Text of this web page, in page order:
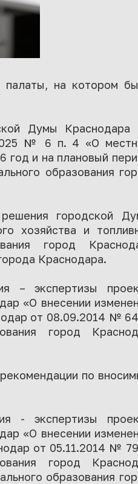
палаты, на котором
Думы Краснодара
№ 6 п. 4 «О
год и на плановый
образования
городской
хозяйства и
город
Краснодара.
– экспертизы
«О внесении
от 08.09.2014 №
город
по
- экспертизы
«О внесении
от 05.11.2014 №
город
образования